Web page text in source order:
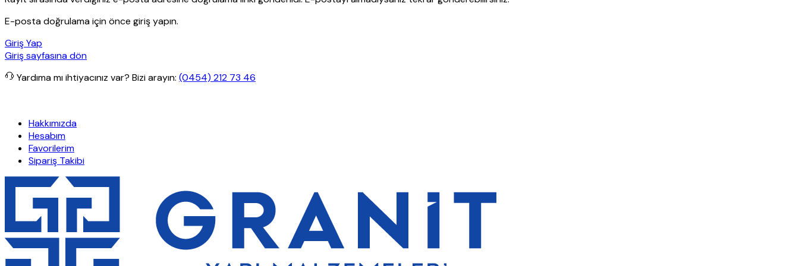
E-posta doğrulama için önce giriş yapın.
Giriş Yap
Giriş sayfasına dön
Yardıma mı ihtiyacınız var? Bizi arayın: (0454) 212 73 46
Hakkımızda
Hesabım
Favorilerim
Sipariş Takibi